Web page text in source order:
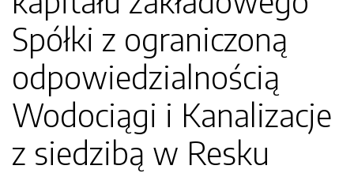
Spółki z ograniczoną
odpowiedzialnością
Wodociągi i Kanalizacje
z siedzibą w Resku